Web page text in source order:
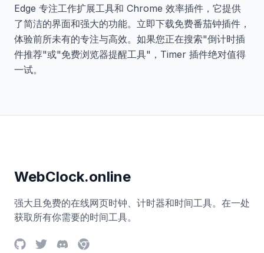
Edge 专注工作扩展工具和 Chrome 效率插件，它提供
了简洁的界面和强大的功能。立即下载免费番茄钟插件，
体验前所未有的专注与高效。如果您正在搜索"倒计时插
件推荐"或"免费浏览器提醒工具"，Timer 插件绝对值得
一试。
WebClock.online
强大且免费的在线网页时钟、计时器和时间工具。在一处
获取所有你需要的时间工具。